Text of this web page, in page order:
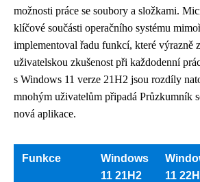
možnosti práce se soubory a složkami.
klíčové součásti operačního systému
implementoval řadu funkcí, které výrazně
uživatelskou zkušenost při každodenní
s Windows 11 verze 21H2 jsou rozdíly
mnohým uživatelům připadá Průzkumník
nová aplikace.
Funkce
Windows
11 21H2
11